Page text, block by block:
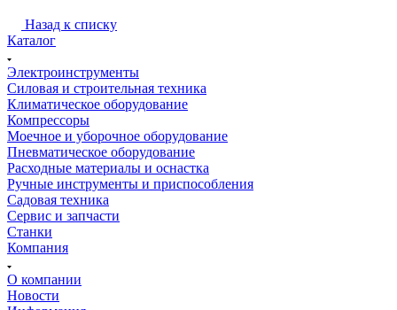
Назад к списку
Каталог
Электроинструменты
Силовая и строительная техника
Климатическое оборудование
Компрессоры
Моечное и уборочное оборудование
Пневматическое оборудование
Расходные материалы и оснастка
Ручные инструменты и приспособления
Садовая техника
Сервис и запчасти
Станки
Компания
О компании
Новости